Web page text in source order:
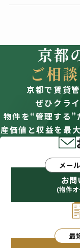
京都
ご相談
京都で賃貸
ぜひクラ
物件を“管理する”
産価値と収益を最
メー
お問
(物件
最